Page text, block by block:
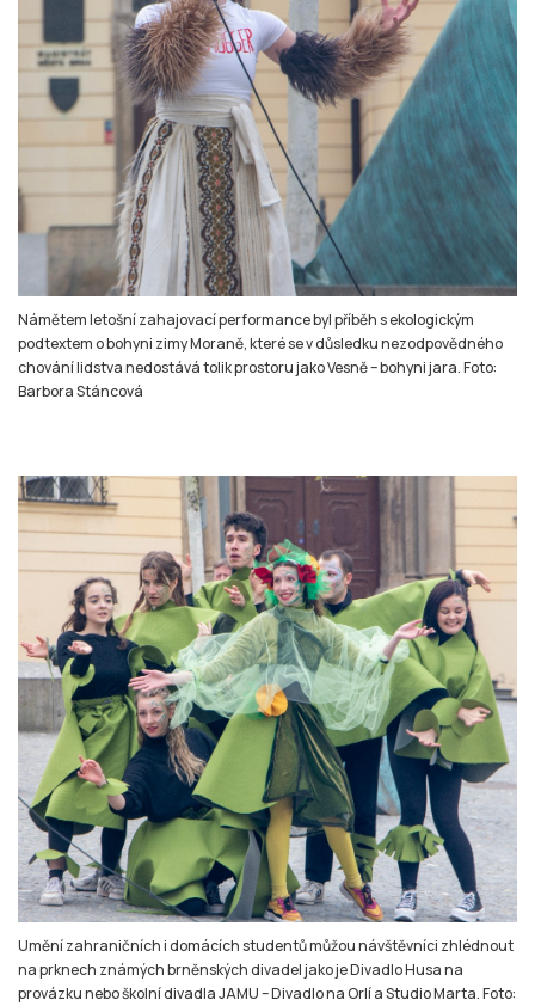
Námětem letošní zahajovací performance byl příběh s ekologickým
podtextem o bohyni zimy Moraně, které se v důsledku nezodpovědného
chování lidstva nedostává tolik prostoru jako Vesně – bohyni jara. Foto:
Barbora Stáncová
Umění zahraničních i domácích studentů můžou návštěvníci zhlédnout
na prknech známých brněnských divadel jako je Divadlo Husa na
provázku nebo školní divadla JAMU – Divadlo na Orlí a Studio Marta. Foto: